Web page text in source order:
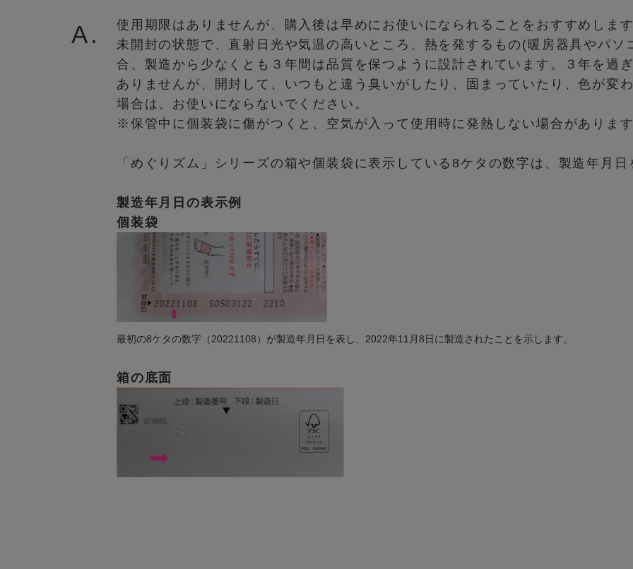
A.
使用期限はありませんが、購入後は早めにお使いになられることをおすすめしま
未開封の状態で、直射日光や気温の高いところ、熱を発するもの(暖房器具やパ
合、製造から少なくとも３年間は品質を保つように設計されています。３年を過
ありませんが、開封して、いつもと違う臭いがしたり、固まっていたり、色が変
場合は、お使いにならないでください。
※保管中に個装袋に傷がつくと、空気が入って使用時に発熱しない場合がありま
「めぐりズム」シリーズの箱や個装袋に表示している8ケタの数字は、製造年月
製造年月日の表示例
個装袋
最初の8ケタの数字（20221108）が製造年月日を表し、2022年11月8日に製造されたことを示します。
箱の底面